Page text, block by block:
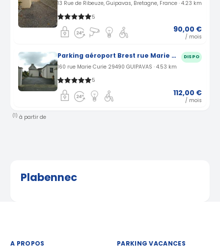
13 Rue de Ribeuze, Guipavas, Bretagne, France · 4.23 km
5
90,00 €
/ mois
Parking aéroport Brest rue Marie Curie GUIPAVAS (29) DISPO
160 rue Marie Curie 29490 GUIPAVAS · 4.53 km
5
112,00 €
/ mois
(1) à partir de
Plabennec
A PROPOS PARKING VACANCES